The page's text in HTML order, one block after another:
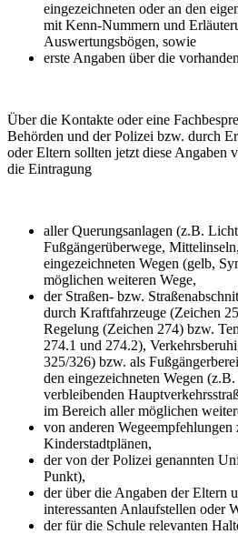
eingezeichneten oder an den
mit Kenn-Nummern und
Auswertungsbögen, sowie
erste Angaben über die
Über die Kontakte oder eine
Behörden und der Polizei bzw. durch
oder Eltern sollten jetzt diese Angaben
die Eintragung
aller Querungsanlagen (z.B.
Fußgängerüberwege,
eingezeichneten Wegen (gelb,
möglichen weiteren Wege,
der Straßen- bzw.
durch Kraftfahrzeuge (Zeichen
Regelung (Zeichen 274) bzw.
274.1 und 274.2),
325/326) bzw. als
den eingezeichneten Wegen
verbleibenden
im Bereich aller möglichen
von anderen
Kinderstadtplänen,
der von der Polizei genannten
Punkt),
der über die Angaben der Eltern
interessanten Anlaufstellen oder
der für die Schule relevanten